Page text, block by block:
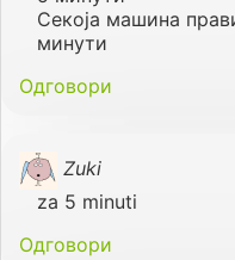
Секоја машина
минути
Одговори
Zuki
za 5 minuti
Одговори